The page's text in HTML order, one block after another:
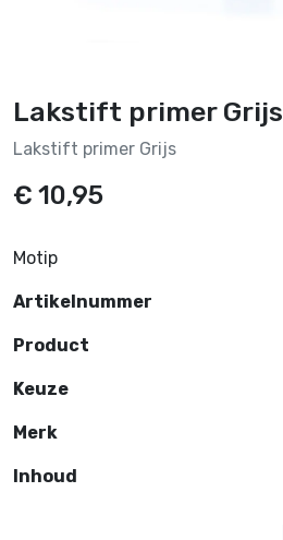
Lakstift primer Grijs
Lakstift primer Grijs
€ 10,95
Motip
Artikelnummer
Product
Keuze
Merk
Inhoud